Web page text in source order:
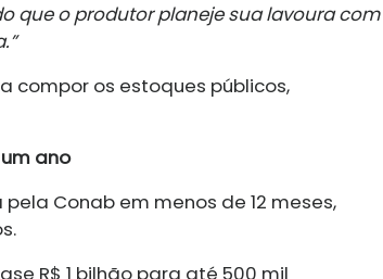
que o produtor planeje sua lavoura com
compor os estoques públicos,
ano
Conab em menos de 12 meses,